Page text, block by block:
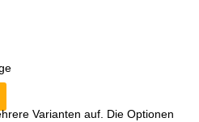
Varianten auf. Die Optionen